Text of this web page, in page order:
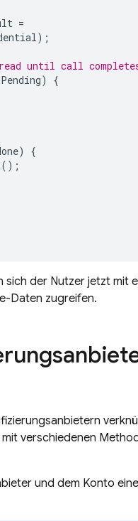
=
);
until call
)
{
)
{
();
sich der Nutzer jetzt mit
Daten zugreifen.
verschiedenen
und dem Konto